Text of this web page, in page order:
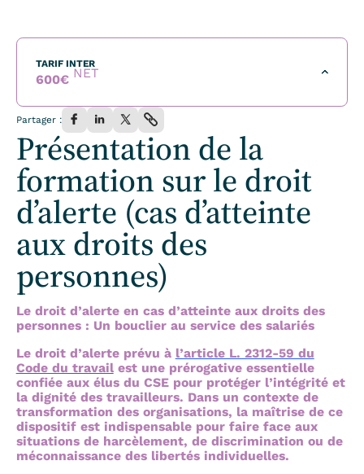
Présentation de la
formation sur le droit
d’alerte (cas d’atteinte
aux droits des
personnes)
Le droit d’alerte en cas d’atteinte aux droits des
personnes : Un bouclier au service des salariés
Le droit d’alerte prévu à l’article L. 2312-59 du
Code du travailest une prérogative essentielle
confiée aux élus du CSE pour protéger l’intégrité et
la dignité des travailleurs. Dans un contexte de
transformation des organisations, la maîtrise de ce
dispositif est indispensable pour faire face aux
situations de harcèlement, de discrimination ou de
méconnaissance des libertés individuelles.
TARIF INTER
600€ NET
Tarif par personne pour l’ensemble de la formation incluant
le repas du midi.
S'inscrire à la formation
TARIF INTRA
Demander un devis
Partager :